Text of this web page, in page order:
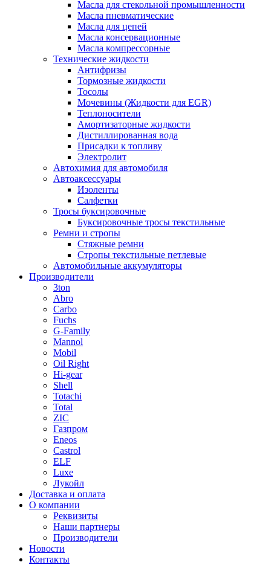
Масла для стекольной промышленности
Масла пневматические
Масла для цепей
Масла консервационные
Масла компрессорные
Технические жидкости
Антифризы
Тормозные жидкости
Тосолы
Мочевины (Жидкости для EGR)
Теплоносители
Амортизаторные жидкости
Дистиллированная вода
Присадки к топливу
Электролит
Автохимия для автомобиля
Автоаксессуары
Изоленты
Салфетки
Тросы буксировочные
Буксировочные тросы текстильные
Ремни и стропы
Стяжные ремни
Стропы текстильные петлевые
Автомобильные аккумуляторы
Производители
3ton
Abro
Carbo
Fuchs
G-Family
Mannol
Mobil
Oil Right
Hi-gear
Shell
Totachi
Total
ZIC
Газпром
Еneos
Сastrol
ELF
Luxe
Лукойл
Доставка и оплата
О компании
Реквизиты
Наши партнеры
Производители
Новости
Контакты